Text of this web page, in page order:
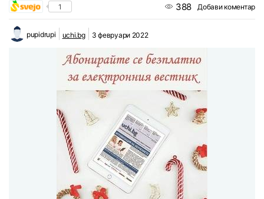
1 388 Добави коментар
pupidrupi uchi.bg 3 февруари 2022